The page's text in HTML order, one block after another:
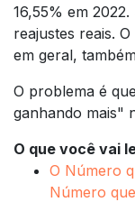
16,55% em
reajustes reais.
em geral,
O problema é
ganhando mais"
O que você vai
O Número
Número